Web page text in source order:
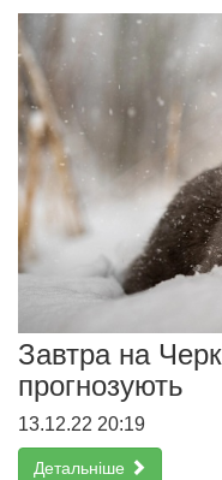
Завтра на
прогнозують
13.12.22 20:19
Детальніше